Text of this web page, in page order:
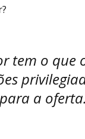
tem o que
a